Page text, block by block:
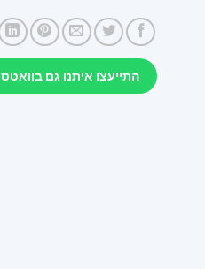
התייעצו איתנו גם